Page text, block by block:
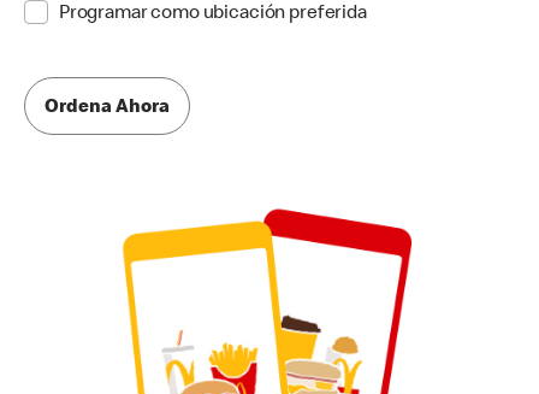
Programar como ubicación preferida
Ordena Ahora